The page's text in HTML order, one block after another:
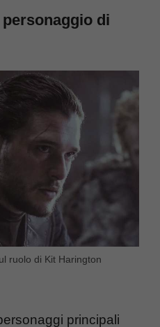
di
ruolo di Kit Harington
principali